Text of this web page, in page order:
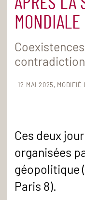
MONDIALE
12 MAI 2025 MODIFIÉ
Ces deux
organisées
géopolitique
Paris 8).